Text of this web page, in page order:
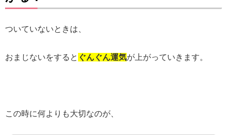
ついていないときは、
おまじないをすると ぐんぐん運気が上がっていきます。
この時に何よりも大切なのが、